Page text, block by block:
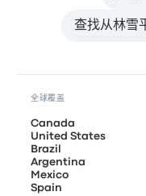
查找从林雪
全球覆盖
Canada
United States
Brazil
Argentina
Mexico
Spain